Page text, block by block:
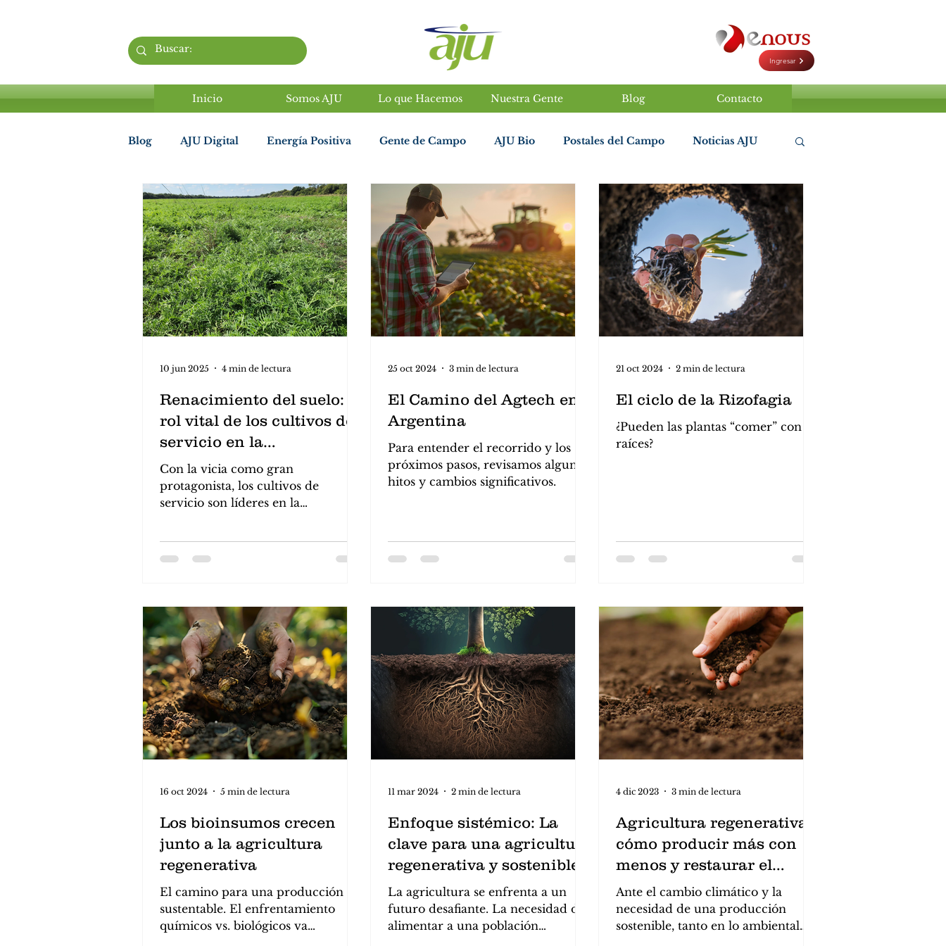
Ingresar
Inicio Somos AJU Lo que Hacemos Nuestra Gente Blog Contacto
Blog AJU Digital Energía Positiva Gente de Campo AJU Bio Postales del Campo Noticias AJU
Enfoque Sistémico AJU Bio AJU Digital
Renacimiento del suelo: el
rol vital de los cultivos de
servicio en la
restauración ambiental
Con la vicia como gran
protagonista, los cultivos de
servicio son líderes en la
climático.
10 jun 2025 4 min de lectura
El Camino del Agtech en
Argentina
Para entender el recorrido y los
próximos pasos, revisamos algunos
hitos y cambios significativos.
25 oct 2024 3 min de lectura
El ciclo de la Rizofagia
¿Pueden las plantas “comer” con las
raíces?
21 oct 2024 2 min de lectura
Los bioinsumos crecen
junto a la agricultura
regenerativa
El camino para una producción
sustentable. El enfrentamiento
químicos vs. biológicos va
16 oct 2024 5 min de lectura
Enfoque sistémico: La
clave para una agricultura
regenerativa y sostenible
La agricultura se enfrenta a un
futuro desafiante. La necesidad de
alimentar a una población
11 mar 2024 2 min de lectura
Agricultura regenerativa:
cómo producir más con
menos y restaurar el
ambiente
Ante el cambio climático y la
necesidad de una producción
sostenible, tanto en lo ambiental
4 dic 2023 3 min de lectura